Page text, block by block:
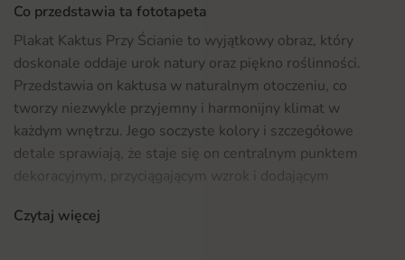
Co przedstawia ta fototapeta
Plakat Kaktus Przy Ścianie to wyjątkowy obraz, który
doskonale oddaje urok natury oraz piękno roślinności.
Przedstawia on kaktusa w naturalnym otoczeniu, co
tworzy niezwykle przyjemny i harmonijny klimat w
każdym wnętrzu. Jego soczyste kolory i szczegółowe
detale sprawiają, że staje się on centralnym punktem
dekoracyjnym, przyciągającym wzrok i dodającym
przenieść odrobinę egzotyki do swojego otoczenia, co z
Czytaj więcej